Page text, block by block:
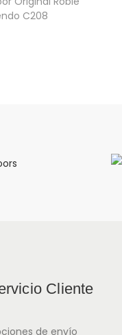
C208
Cliente
de envío